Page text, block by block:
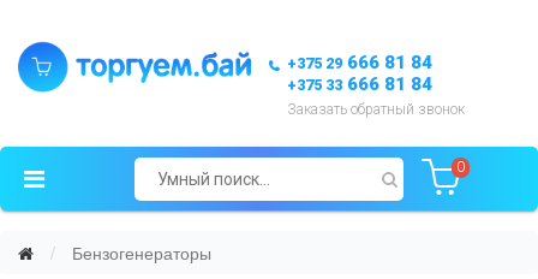
+375 29 666 81 84
+375 33 666 81 84
Заказать обратный звонок
0
Бензогенераторы